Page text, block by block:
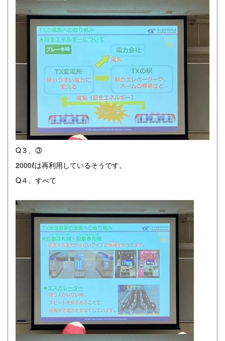
Q３、③
2000ℓは再利用しているそうです。
Q４、すべて